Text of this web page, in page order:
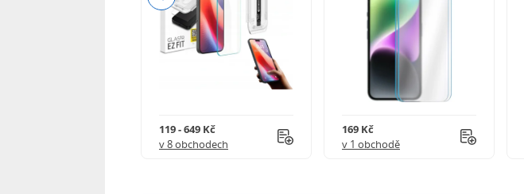
119 - 649 Kč
v 8 obchodech
169 Kč
v 1 obchodě